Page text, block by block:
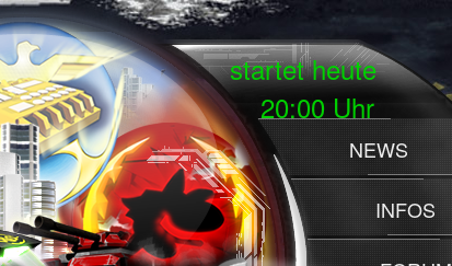
startet heute
20:00 Uhr
NEWS
INFOS